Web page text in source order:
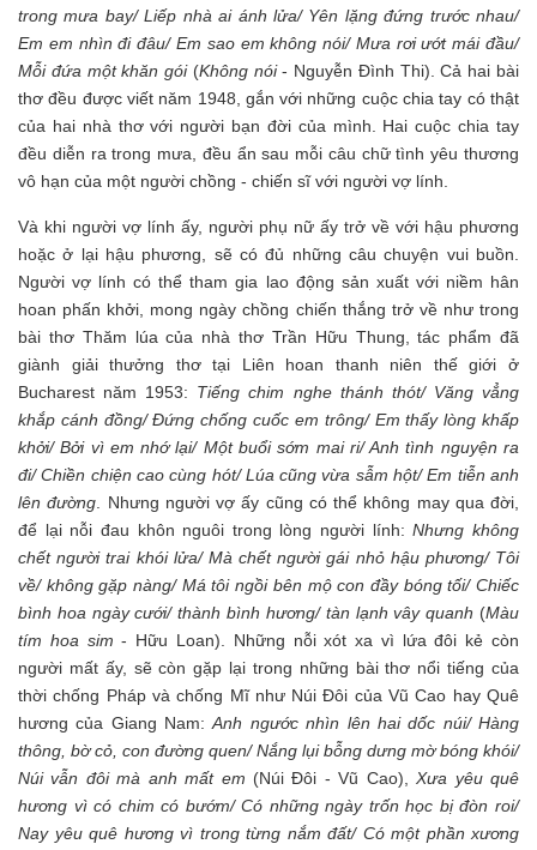
trong mưa bay/ Liếp nhà ai ánh lửa/ Yên lặng đứng trước nhau/
Em em nhìn đi đâu/ Em sao em không nói/ Mưa rơi ướt mái đầu/
Mỗi đứa một khăn gói(Không nói- Nguyễn Đình Thi). Cả hai bài
thơ đều được viết năm 1948, gắn với những cuộc chia tay có thật
của hai nhà thơ với người bạn đời của mình. Hai cuộc chia tay
đều diễn ra trong mưa, đều ẩn sau mỗi câu chữ tình yêu thương
vô hạn của một người chồng - chiến sĩ với người vợ lính.
Và khi người vợ lính ấy, người phụ nữ ấy trở về với hậu phương
hoặc ở lại hậu phương, sẽ có đủ những câu chuyện vui buồn.
Người vợ lính có thể tham gia lao động sản xuất với niềm hân
hoan phấn khởi, mong ngày chồng chiến thắng trở về như trong
bài thơ Thăm lúa của nhà thơ Trần Hữu Thung, tác phẩm đã
giành giải thưởng thơ tại Liên hoan thanh niên thế giới ở
Bucharest năm 1953: Tiếng chim nghe thánh thót/ Văng vẳng
khắp cánh đồng/ Đứng chống cuốc em trông/ Em thấy lòng khấp
khởi/ Bởi vì em nhớ lại/ Một buổi sớm mai ri/ Anh tình nguyện ra
đi/ Chiền chiện cao cùng hót/ Lúa cũng vừa sẫm hột/ Em tiễn anh
lên đường. Nhưng người vợ ấy cũng có thể không may qua đời,
để lại nỗi đau khôn nguôi trong lòng người lính:Nhưng không
chết người trai khói lửa/ Mà chết người gái nhỏ hậu phương/ Tôi
về/ không gặp nàng/ Má tôi ngồi bên mộ con đầy bóng tối/ Chiếc
bình hoa ngày cưới/ thành bình hương/ tàn lạnh vây quanh (Màu
tím hoa sim - Hữu Loan). Những nỗi xót xa vì lứa đôi kẻ còn
người mất ấy, sẽ còn gặp lại trong những bài thơ nổi tiếng của
thời chống Pháp và chống Mĩ như Núi Đôi của Vũ Cao hay Quê
hương của Giang Nam:Anh ngước nhìn lên hai dốc núi/ Hàng
thông, bờ cỏ, con đường quen/ Nắng lụi bỗng dưng mờ bóng khói/
Núi vẫn đôi mà anh mất em (Núi Đôi - Vũ Cao),Xưa yêu quê
hương vì có chim có bướm/ Có những ngày trốn học bị đòn roi/
Nay yêu quê hương vì trong từng nắm đất/ Có một phần xương